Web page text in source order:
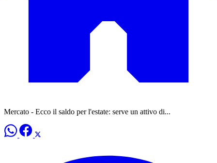
Mercato - Ecco il saldo per l'estate: serve un attivo di...